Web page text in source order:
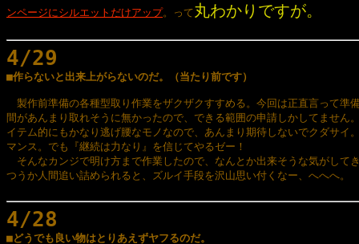
ンページにシルエットだけアップ。って丸わかりですが。
4/29
■作らないと出来上がらないのだ。（当たり前です）
製作前準備の各種型取り作業をザクザクすすめる。今回は正直言って準
間があんまり取れそうに無かったので、できる範囲の申請しかしてません
イテム的にもかなり逃げ腰なモノなので、あんまり期待しないでクダサイ
マンス。でも『継続は力なり』を信じてやるゼー！
そんなカンジで明け方まで作業したので、なんとか出来そうな気がして
つうか人間追い詰められると、ズルイ手段を沢山思い付くなー、へへへ。
4/28
■どうでも良い物はとりあえずヤフるのだ。